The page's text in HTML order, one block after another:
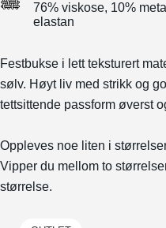
76% viskose, 10%
elastan
Festbukse i lett teksturert
sølv. Høyt liv med strikk og
tettsittende passform øverst
Oppleves noe liten i
Vipper du mellom to
størrelse.